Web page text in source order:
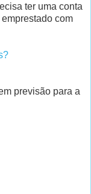
ter uma conta
com
previsão para a